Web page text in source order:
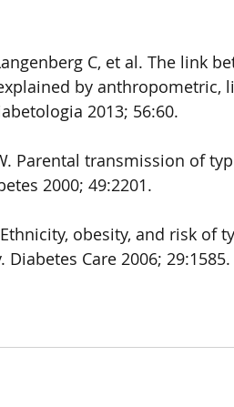
C, et al. The link
by anthropometric,
2013; 56:60.
Parental transmission of
2000; 49:2201.
Ethnicity, obesity, and risk of
Care 2006; 29:1585.